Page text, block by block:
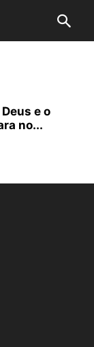
Deus e o
no...